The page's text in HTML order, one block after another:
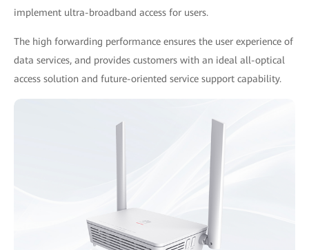
implement ultra-broadband access for users.
The high forwarding performance ensures the user experience of
data services, and provides customers with an ideal all-optical
access solution and future-oriented service support capability.